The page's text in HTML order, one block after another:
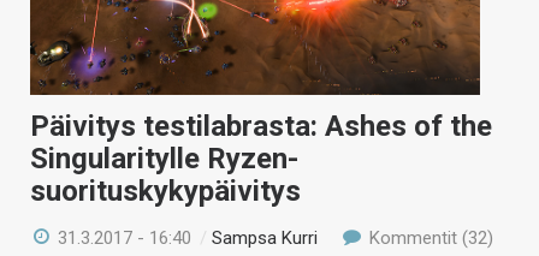
Päivitys testilabrasta: Ashes of the
Singularitylle Ryzen-
suorituskykypäivitys
31.3.2017 - 16:40 /Sampsa Kurri Kommentit (32)